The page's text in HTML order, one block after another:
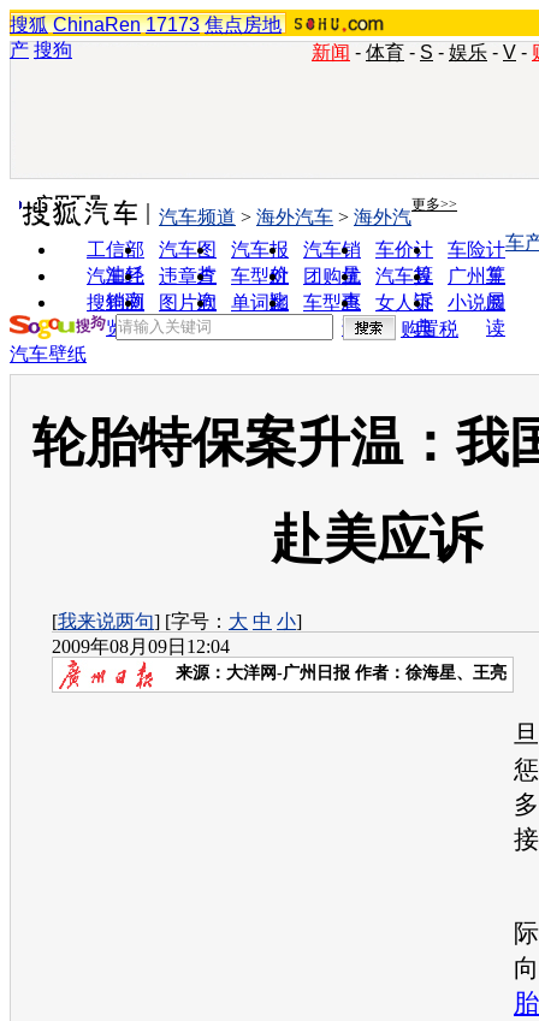
搜狐 ChinaRen 17173 焦点房地
产 搜狗 新闻 - 体育 - S - 娱乐 - V -
实用工具 更多>>
工信部
油耗
汽车图
片
汽车报
价
汽车销
量
车价计
算
车险计
算
汽车经
销商
违章查
询
车型对
比
团购优
惠
汽车投
诉
广州车
展
搜狗浏
览器
图片欣
赏
单词翻
车型查
询
女人宝
典
小说阅
读
汽车频道 > 海外汽车 > 海外汽
车
购置税
汽车壁纸
轮胎特保案升温：我
赴美应诉
[我来说两句] [字号： 大 中 小]
2009年08月09日12:04
来源： 大洋网-广州日报 作者：徐海星、王亮
胎